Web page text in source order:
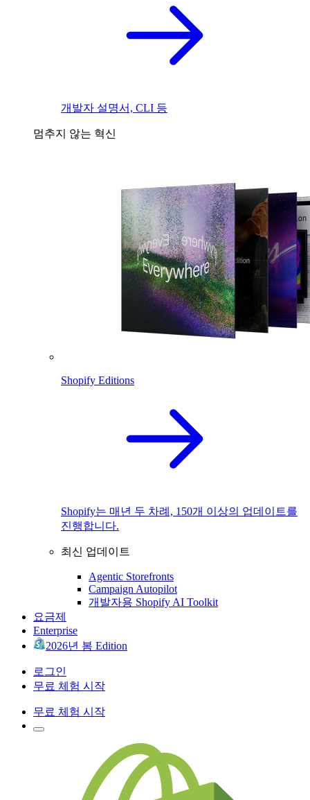
개발자 설명서, CLI 등
멈추지 않는 혁신
Shopify Editions
Shopify는 매년 두 차례, 150개 이상의 업데이트를
진행합니다.
최신 업데이트
Agentic Storefronts
Campaign Autopilot
개발자용 Shopify AI Toolkit
요금제
Enterprise
2026년 봄 Edition
로그인
무료 체험 시작
무료 체험 시작